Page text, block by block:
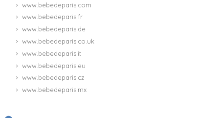
www.bebedeparis.com
www.bebedeparis.fr
www.bebedeparis.de
www.bebedeparis.co.uk
www.bebedeparis.it
www.bebedeparis.eu
www.bebedeparis.cz
www.bebedeparis.mx